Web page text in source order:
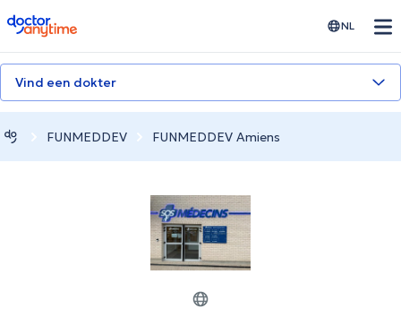
doctoranytime NL
Vind een dokter
FUNMEDDEV FUNMEDDEV Amiens